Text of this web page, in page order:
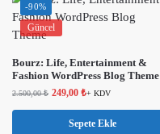
-90%
Güncel
Bourz: Life, Entertainment &
Fashion WordPress Blog Theme
2.500,00₺ 249,00 ₺+ KDV
Sepete Ekle